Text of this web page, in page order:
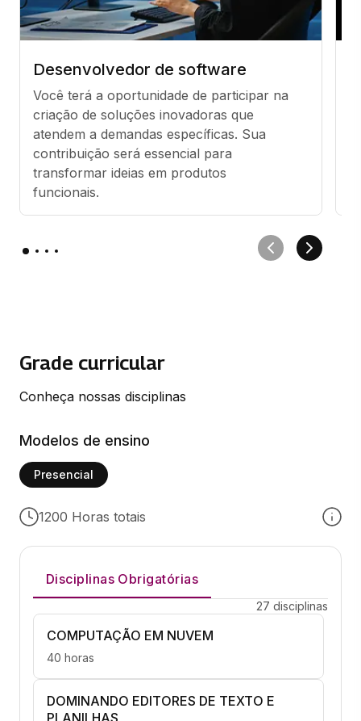
Desenvolvedor de software
Você terá a oportunidade de participar na
criação de soluções inovadoras que
atendem a demandas específicas. Sua
contribuição será essencial para
transformar ideias em produtos
funcionais.
Grade curricular
Conheça nossas disciplinas
Modelos de ensino
Presencial
1200 Horas totais
Disciplinas Obrigatórias
27 disciplinas
COMPUTAÇÃO EM NUVEM
40 horas
DOMINANDO EDITORES DE TEXTO E
PLANILHAS